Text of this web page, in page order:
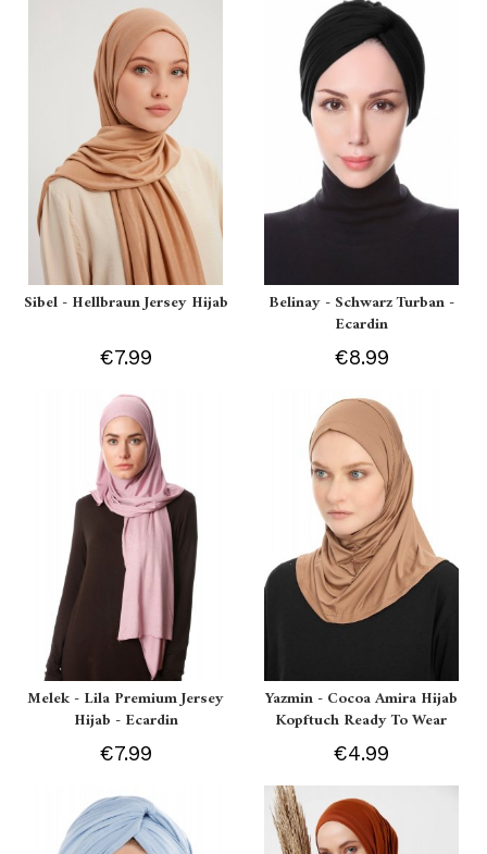
Sibel - Hellbraun Jersey Hijab
€7.99
Belinay - Schwarz Turban -
Ecardin
€8.99
Melek - Lila Premium Jersey
Hijab - Ecardin
€7.99
Yazmin - Cocoa Amira Hijab
Kopftuch Ready To Wear
€4.99